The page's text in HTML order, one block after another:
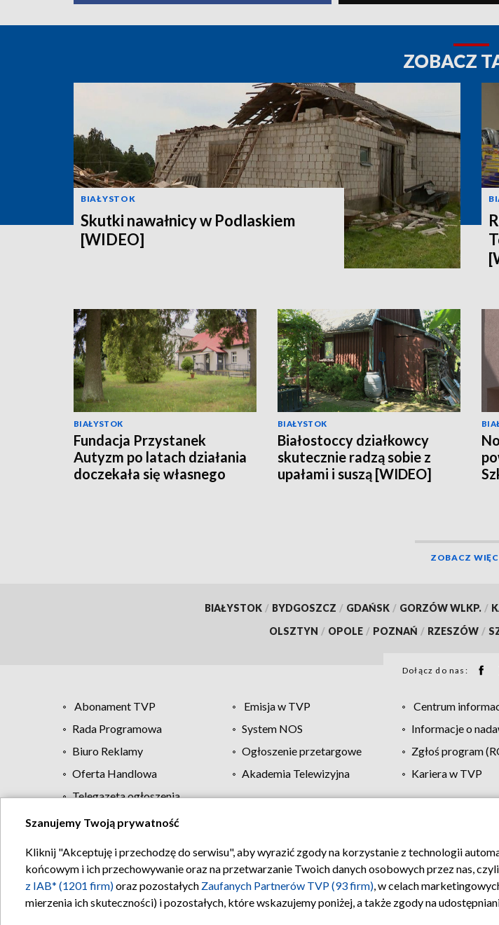
ZOBACZ
BIAŁYSTOK
Skutki nawałnicy w Podlaskiem
[WIDEO]
BIAŁYSTOK
Fundacja Przystanek
Autyzm po latach działania
doczekała się własnego
BIAŁYSTOK
Białostoccy działkowcy
skutecznie radzą sobie z
upałami i suszą [WIDEO]
ZOBACZ
BIAŁYSTOK / BYDGOSZCZ / GDAŃSK / GORZÓW WLKP. /
OLSZTYN / OPOLE / POZNAŃ / RZESZÓW /
Dołącz do nas:
Abonament TVP Emisja w TVP Centrum
Rada Programowa
System NOS Informacje o
Biuro Reklamy
Ogłoszenie przetargowe Zgłoś program
Oferta Handlowa
Akademia Telewizyjna Kariera w TVP
Telegazeta ogłoszenia
Regulamin TVP Polityka prywatności Moje
Szanujemy Twoją prywatność
Kliknij "Akceptuję i przechodzę do serwisu", aby wyrazić zgody na korzystanie z technologii
końcowym i ich przechowywanie oraz na przetwarzanie Twoich danych osobowych przez nas,
z IAB* (1201 firm)oraz pozostałych Zaufanych Partnerów TVP (93 firm), w celach
mierzenia ich skuteczności) i pozostałych, które wskazujemy poniżej, a także zgody na